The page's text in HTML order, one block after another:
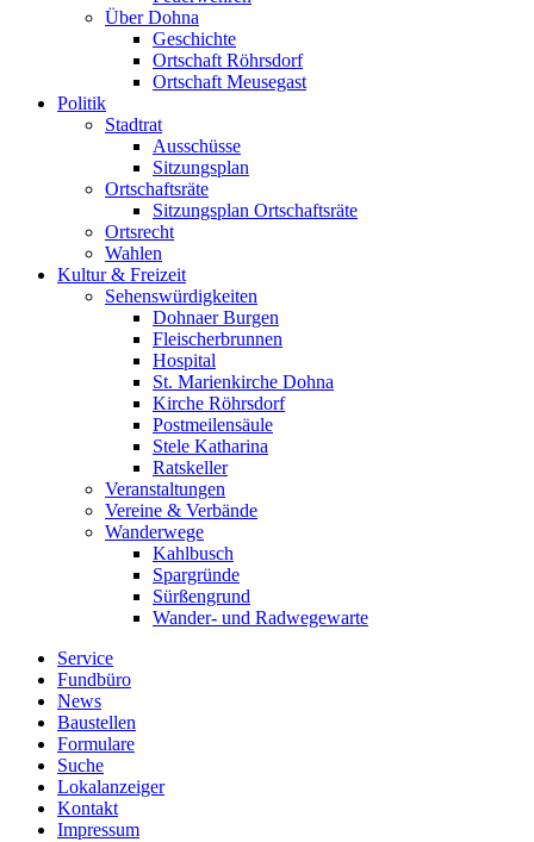
Über Dohna
Geschichte
Ortschaft Röhrsdorf
Ortschaft Meusegast
Politik
Stadtrat
Ausschüsse
Sitzungsplan
Ortschaftsräte
Sitzungsplan Ortschaftsräte
Ortsrecht
Wahlen
Kultur & Freizeit
Sehenswürdigkeiten
Dohnaer Burgen
Fleischerbrunnen
Hospital
St. Marienkirche Dohna
Kirche Röhrsdorf
Postmeilensäule
Stele Katharina
Ratskeller
Veranstaltungen
Vereine & Verbände
Wanderwege
Kahlbusch
Spargründe
Sürßengrund
Wander- und Radwegewarte
Service
Fundbüro
News
Baustellen
Formulare
Suche
Lokalanzeiger
Kontakt
Impressum